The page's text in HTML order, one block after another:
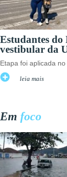
Estudantes do
vestibular da
Etapa foi aplicada
leia mais
Em foco